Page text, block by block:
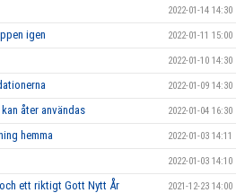
2022-01-14 14:30
igen 2022-01-11 15:00
2022-01-10 14:30
2022-01-09 14:30
åter användas 2022-01-04 16:30
hemma 2022-01-03 14:11
2022-01-03 14:10
ett riktigt Gott Nytt År 2021-12-23 14:00